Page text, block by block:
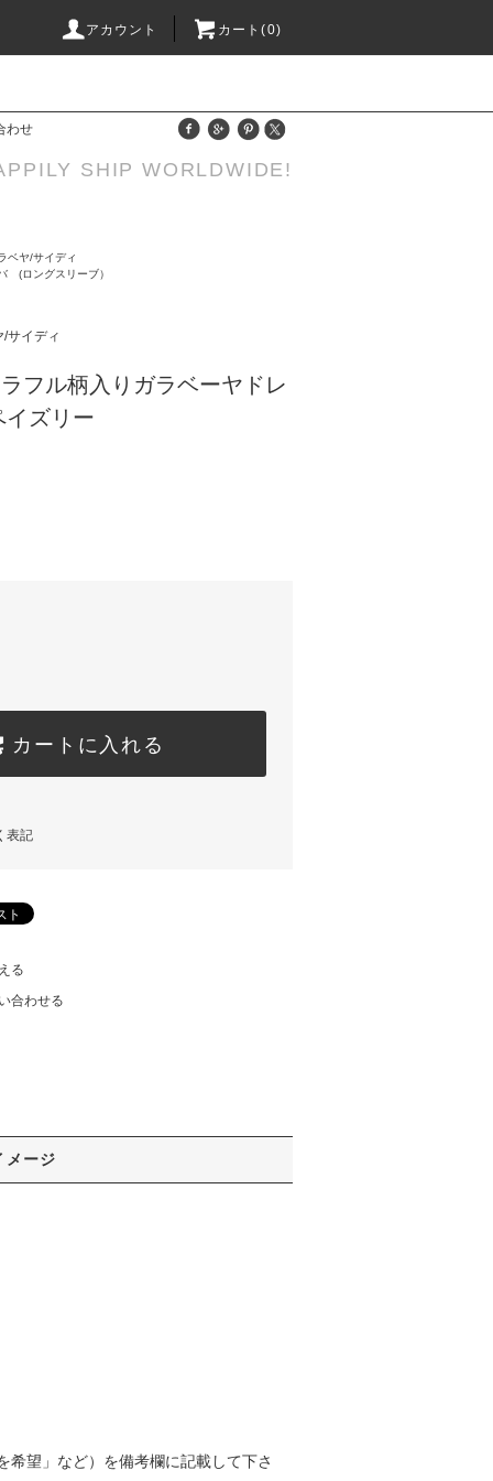
アカウント カート(0)
わせ
SHIP WORLDWIDE!
ベヤ/サイディ
(ロングスリーブ）
サイディ
フル柄入りガラベーヤドレ
ズリー
カートに入れる
表記
る
合わせる
メージ
望」など）を備考欄に記載して下さ